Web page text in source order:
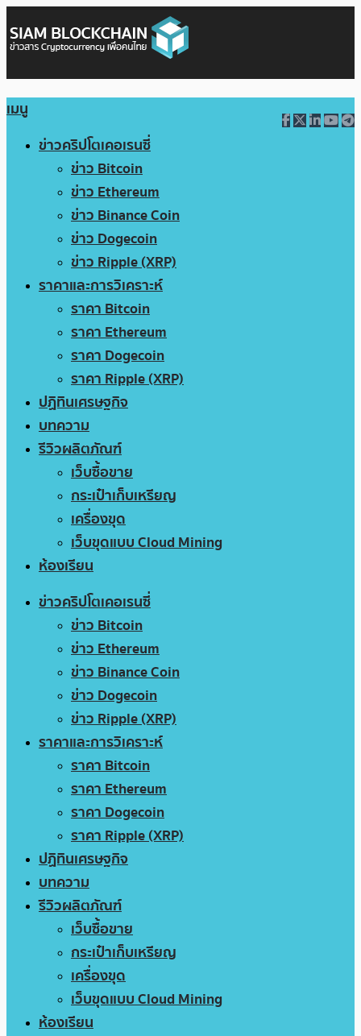
เมนู
ข่าวคริปโตเคอเรนซี่
ข่าว Bitcoin
ข่าว Ethereum
ข่าว Binance Coin
ข่าว Dogecoin
ข่าว Ripple (XRP)
ราคาและการวิเคราะห์
ราคา Bitcoin
ราคา Ethereum
ราคา Dogecoin
ราคา Ripple (XRP)
ปฏิทินเศรษฐกิจ
บทความ
รีวิวผลิตภัณฑ์
เว็บซื้อขาย
กระเป๋าเก็บเหรียญ
เครื่องขุด
เว็บขุดแบบ Cloud Mining
ห้องเรียน
ข่าวคริปโตเคอเรนซี่
ข่าว Bitcoin
ข่าว Ethereum
ข่าว Binance Coin
ข่าว Dogecoin
ข่าว Ripple (XRP)
ราคาและการวิเคราะห์
ราคา Bitcoin
ราคา Ethereum
ราคา Dogecoin
ราคา Ripple (XRP)
ปฏิทินเศรษฐกิจ
บทความ
รีวิวผลิตภัณฑ์
เว็บซื้อขาย
กระเป๋าเก็บเหรียญ
เครื่องขุด
เว็บขุดแบบ Cloud Mining
ห้องเรียน